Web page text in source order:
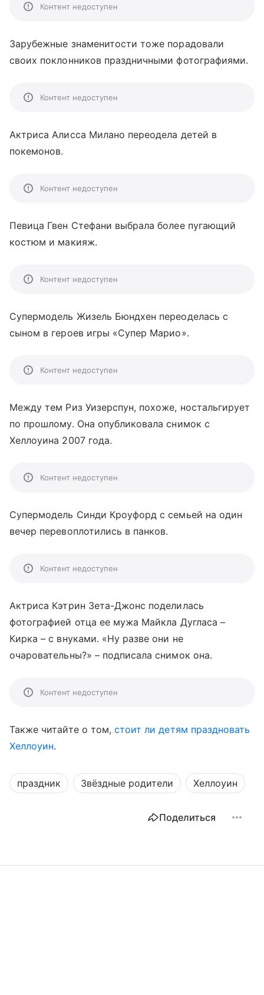
Контент недоступен
Зарубежные знаменитости тоже порадовали
своих поклонников праздничными фотографиями.
Контент недоступен
Актриса Алисса Милано переодела детей в
покемонов.
Контент недоступен
Певица Гвен Стефани выбрала более пугающий
костюм и макияж.
Контент недоступен
Супермодель Жизель Бюндхен переоделась с
сыном в героев игры «Супер Марио».
Контент недоступен
Между тем Риз Уизерспун, похоже, ностальгирует
по прошлому. Она опубликовала снимок с
Хеллоуина 2007 года.
Контент недоступен
Супермодель Синди Кроуфорд с семьей на один
вечер перевоплотились в панков.
Контент недоступен
Актриса Кэтрин Зета-Джонс поделилась
фотографией отца ее мужа Майкла Дугласа –
Кирка – с внуками. «Ну разве они не
очаровательны?» – подписала снимок она.
Контент недоступен
Также читайте о том,стоит ли детям праздновать
Хеллоуин.
праздник Звёздные родители Хеллоуин
Поделиться